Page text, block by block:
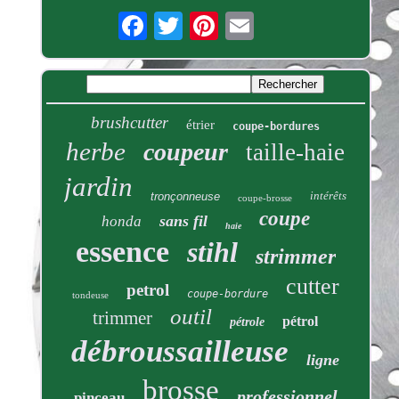
brushcutter étrier coupe-bordures
herbe coupeur taille-haie
jardin tronçonneuse coupe-brosse intérêts
honda sans fil haie coupe
essence stihl strimmer
tondeuse petrol coupe-bordure cutter
trimmer outil pétrole pétrol
débroussailleuse ligne
brosse